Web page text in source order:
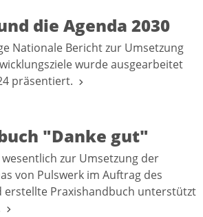
die Agenda 2030
Nationale Bericht zur Umsetzung
wurde ausgearbeitet
präsentiert.
"Danke gut"
zur Umsetzung der
von Pulswerk im Auftrag des
erstellte Praxishandbuch unterstützt